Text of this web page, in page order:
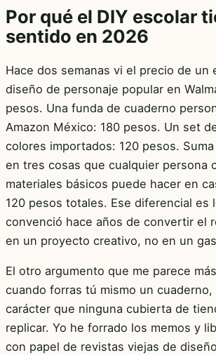
Por qué el DIY escolar
sentido en 2026
Hace dos semanas vi el precio de un
diseño de personaje popular en
pesos. Una funda de cuaderno
Amazon México: 180 pesos. Un set
colores importados: 120 pesos.
en tres cosas que cualquier persona
materiales básicos puede hacer en
120 pesos totales. Ese diferencial es
convenció hace años de convertir el
en un proyecto creativo, no en un
El otro argumento que me parece
cuando forras tú mismo un cuaderno,
carácter que ninguna cubierta de
replicar. Yo he forrado los memos y
con papel de revistas viejas de